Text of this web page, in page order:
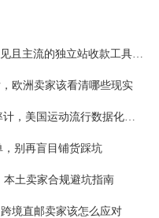
主流的独立站收款工具推荐
欧洲卖家该看清哪些现实
美国运动流行数据化消费
，别再盲目铺货踩坑
本土卖家合规避坑指南
境直邮卖家该怎么应对